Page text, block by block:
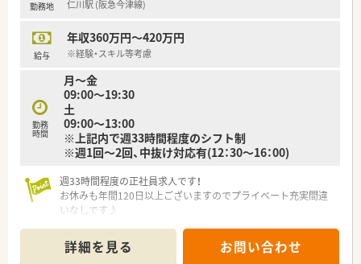
勤務地 仁川駅 (阪急今津線)
給与
年収360万円～420万円
※経験・スキル等考慮
勤務
時間
月～金
09:00～19:30
土
09:00～13:00
※上記内で週33時間程度のシフト制
※週1回～2回、中抜け対応有(12：30～16：00)
週33時間程度の正社員求人です！
お休みも年間120日以上ございますのでプライベート充実間違
いなしです♪
車通勤も可能な薬局なので各方面からのご通勤が可能です。
近隣に店舗が複数あるため、相互にフォローしあえる関係です。
詳細を見る お問い合わせ